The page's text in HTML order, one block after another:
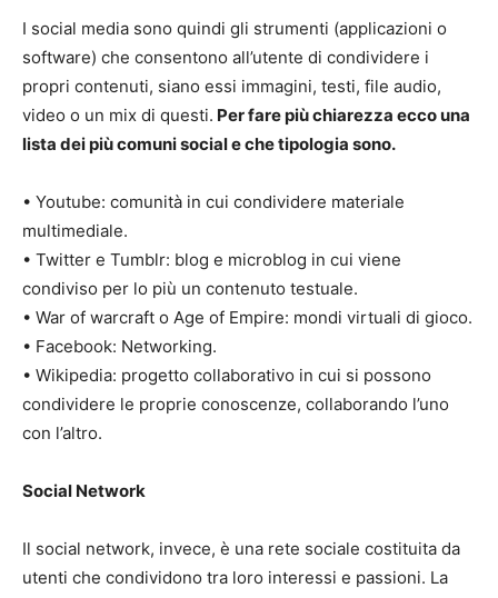
I social media sono quindi gli strumenti (applicazioni o
software) che consentono all’utente di condividere i
propri contenuti, siano essi immagini, testi, file audio,
video o un mix di questi. Per fare più chiarezza ecco una
lista dei più comuni social e che tipologia sono.
• Youtube: comunità in cui condividere materiale
multimediale.
• Twitter e Tumblr: blog e microblog in cui viene
condiviso per lo più un contenuto testuale.
• War of warcraft o Age of Empire: mondi virtuali di gioco.
• Facebook: Networking.
• Wikipedia: progetto collaborativo in cui si possono
condividere le proprie conoscenze, collaborando l’uno
con l’altro.
Social Network
Il social network, invece, è una rete sociale costituita da
utenti che condividono tra loro interessi e passioni. La